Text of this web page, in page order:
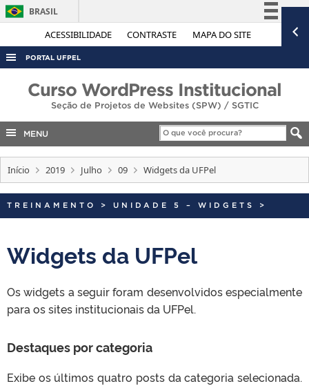
ACESSIBILIDADE CONTRASTE MAPA DO SITE
BRASIL
Simplifique!
Acesso à informação
Canais
PORTAL UFPEL
AUDITORIA
EDITAIS
TELEFONES
Curso WordPress Institucional
Seção de Projetos de Websites (SPW) / SGTIC
MENU
Início 2019 Julho 09 Widgets da UFPel
TREINAMENTO > UNIDADE 5 – WIDGETS >
Widgets da UFPel
Os widgets a seguir foram desenvolvidos especialmente
para os sites institucionais da UFPel.
Destaques por categoria
Exibe os últimos quatro posts da categoria selecionada.